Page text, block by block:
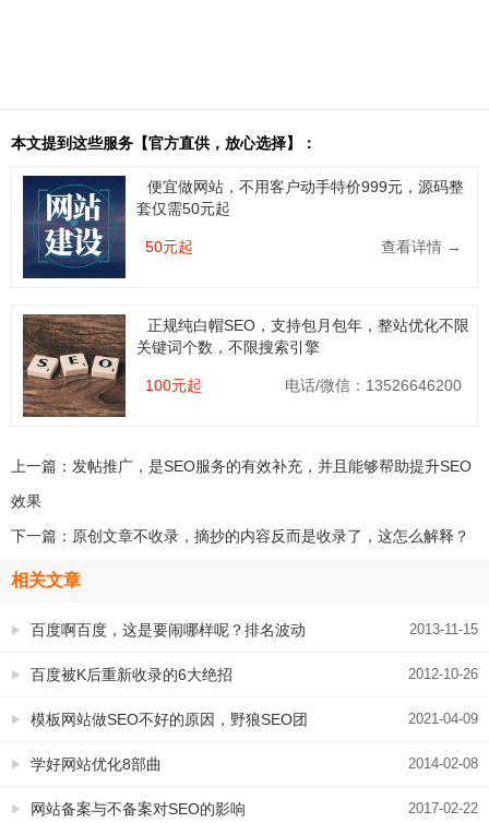
本文提到这些服务【官方直供，放心选择】：
便宜做网站，不用客户动手特价999元，源码整
套仅需50元起
50元起 查看详情 →
正规纯白帽SEO，支持包月包年，整站优化不限
关键词个数，不限搜索引擎
100元起 电话/微信：13526646200
上一篇： 发帖推广，是SEO服务的有效补充，并且能够帮助提升SEO
效果
下一篇： 原创文章不收录，摘抄的内容反而是收录了，这怎么解释？
相关文章
2013-11-15
百度啊百度，这是要闹哪样呢？排名波动
不止，是要逆天的节奏吗？ 2012-10-26
百度被K后重新收录的6大绝招
2021-04-09
模板网站做SEO不好的原因，野狼SEO团
队为您做总结 2014-02-08
学好网站优化8部曲
2017-02-22
网站备案与不备案对SEO的影响